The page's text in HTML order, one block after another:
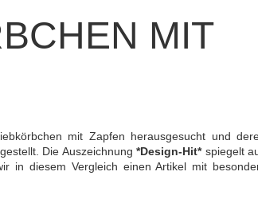
MIT
mit Zapfen herausgesucht und
Die Auszeichnung*Design-Hit*spiegelt
in diesem Vergleich einen Artikel mit